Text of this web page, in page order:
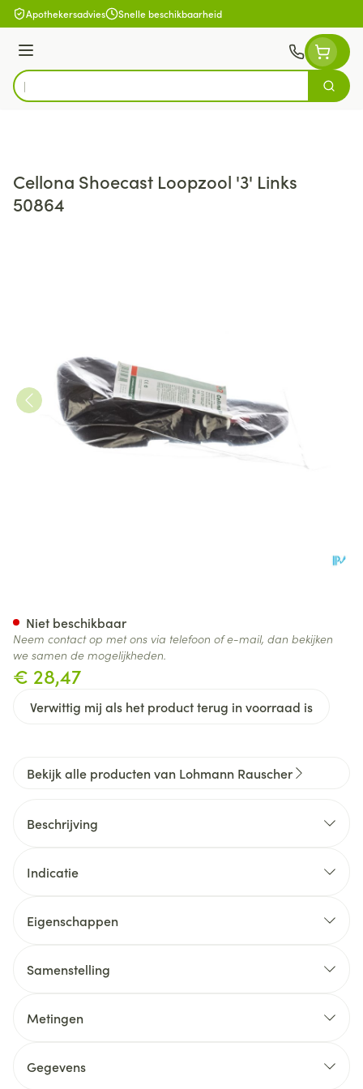
Ga naar de inhoud
Apothekersadvies Snelle beschikbaarheid
Menu
Product, merk, categorie...
Zoek
Cellona Shoecast Loopzool '3' Links
50864
€ 28,47
Verwittig mij als het product terug in voorraad is
Niet beschikbaar
Neem contact op met ons via telefoon of e-mail, dan bekijken
we samen de mogelijkheden.
Bekijk alle producten van Lohmann Rauscher
Beschrijving
Indicatie
Eigenschappen
Samenstelling
Metingen
Gegevens